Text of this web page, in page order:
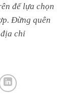
để lựa chọn
Đừng quên
chỉ